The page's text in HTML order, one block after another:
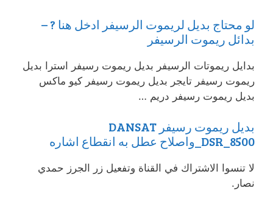
لو محتاج بديل لريموت الرسيفر ادخل هنا ? –
بدائل ريموت الرسيفر
بدايل ريموتات الرسيفر بديل ريموت رسيفر استرا بديل
ريموت رسيفر تايجر بديل ريموت رسيفر كيو ماكس
بديل ريموت رسيفر دريم …
بديل ريموت رسيفر DANSAT
_DSR_8500واصلاح عطل به انقطاع اشاره
لا تنسوا الاشتراك في القناة وتفعيل زر الجرز حمدي
نصار.